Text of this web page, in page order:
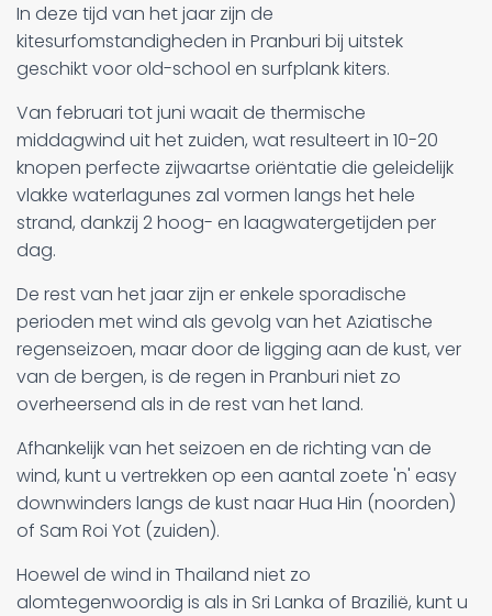
In deze tijd van het jaar zijn de
kitesurfomstandigheden in Pranburi bij uitstek
geschikt voor old-school en surfplank kiters.
Van februari tot juni waait de thermische
middagwind uit het zuiden, wat resulteert in 10-20
knopen perfecte zijwaartse oriëntatie die geleidelijk
vlakke waterlagunes zal vormen langs het hele
strand, dankzij 2 hoog- en laagwatergetijden per
dag.
De rest van het jaar zijn er enkele sporadische
perioden met wind als gevolg van het Aziatische
regenseizoen, maar door de ligging aan de kust, ver
van de bergen, is de regen in Pranburi niet zo
overheersend als in de rest van het land.
Afhankelijk van het seizoen en de richting van de
wind, kunt u vertrekken op een aantal zoete 'n' easy
downwinders langs de kust naar Hua Hin (noorden)
of Sam Roi Yot (zuiden).
Hoewel de wind in Thailand niet zo
alomtegenwoordig is als in Sri Lanka of Brazilië, kunt u